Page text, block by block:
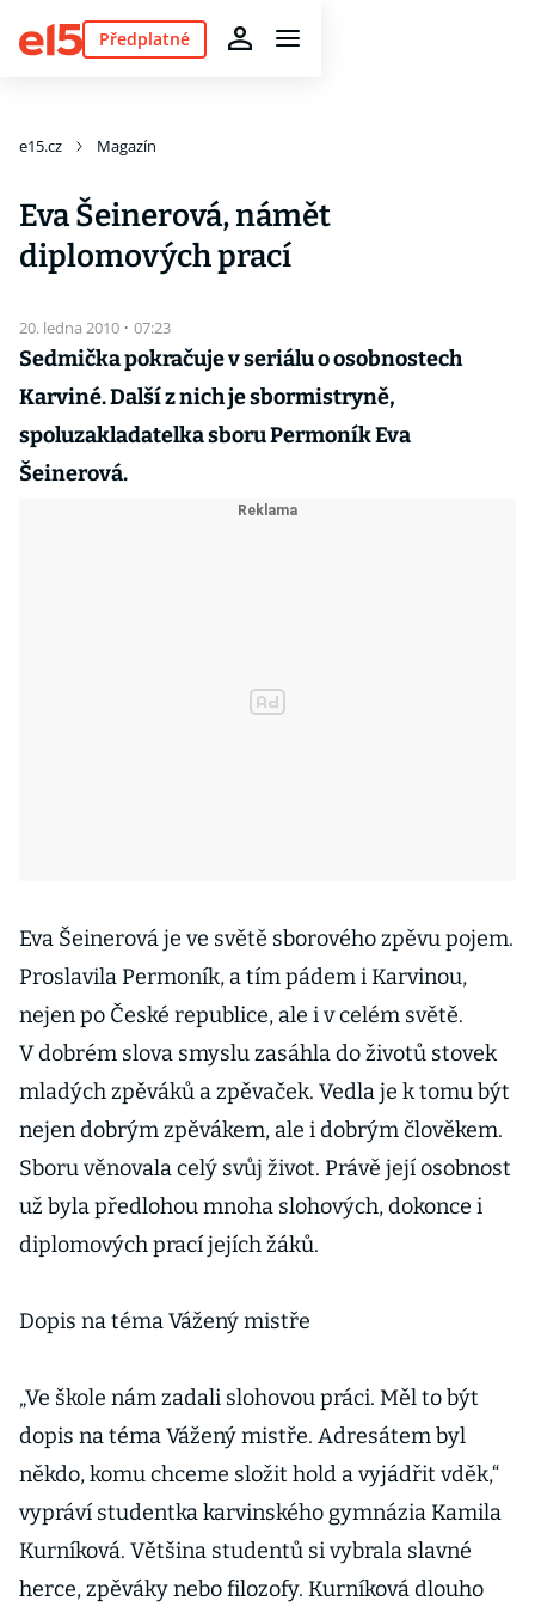
Předplatné
e15.cz Magazín
Eva Šeinerová, námět
diplomových prací
20. ledna 2010 · 07:23
Sedmička pokračuje v seriálu o osobnostech
Karviné. Další z nich je sbormistryně,
spoluzakladatelka sboru Permoník Eva
Šeinerová.
Eva Šeinerová je ve světě sborového zpěvu pojem.
Proslavila Permoník, a tím pádem i Karvinou,
nejen po České republice, ale i v celém světě.
V dobrém slova smyslu zasáhla do životů stovek
mladých zpěváků a zpěvaček. Vedla je k tomu být
nejen dobrým zpěvákem, ale i dobrým člověkem.
Sboru věnovala celý svůj život. Právě její osobnost
už byla předlohou mnoha slohových, dokonce i
diplomových prací jejích žáků.
Dopis na téma Vážený mistře
„Ve škole nám zadali slohovou práci. Měl to být
dopis na téma Vážený mistře. Adresátem byl
někdo, komu chceme složit hold a vyjádřit vděk,“
vypráví studentka karvinského gymnázia Kamila
Kurníková. Většina studentů si vybrala slavné
herce, zpěváky nebo filozofy. Kurníková dlouho